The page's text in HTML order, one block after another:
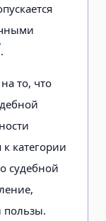
.
то, что
категории
судебной
пользы.